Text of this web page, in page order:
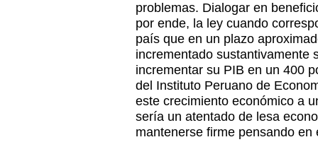
problemas. Dialogar en
por ende, la ley cuando
país que en un plazo
incrementado sustantivamente
incrementar su PIB en un 400
del Instituto Peruano de
este crecimiento económico a
sería un atentado de lesa
mantenerse firme pensando en